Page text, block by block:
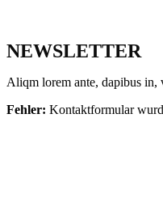
NEWSLETTER
Aliqm lorem ante, dapibus in,
Fehler: Kontaktformular